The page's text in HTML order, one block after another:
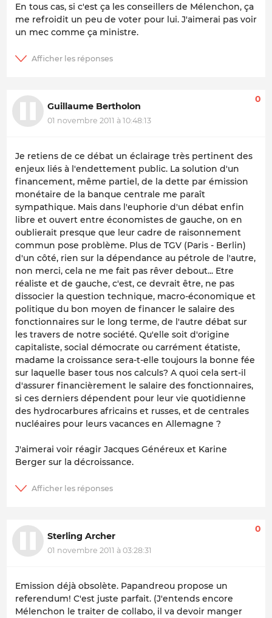
En tous cas, si c'est ça les conseillers de Mélenchon, ça
me refroidit un peu de voter pour lui. J'aimerai pas voir
un mec comme ça ministre.
Guillaume Bertholon
01 novembre 2011 à 10:48:13
0
Je retiens de ce débat un éclairage très pertinent des
enjeux liés à l'endettement public. La solution d'un
financement, même partiel, de la dette par émission
monétaire de la banque centrale me paraît
sympathique. Mais dans l'euphorie d'un débat enfin
libre et ouvert entre économistes de gauche, on en
oublierait presque que leur cadre de raisonnement
commun pose problème. Plus de TGV (Paris - Berlin)
d'un côté, rien sur la dépendance au pétrole de l'autre,
non merci, cela ne me fait pas rêver debout... Etre
réaliste et de gauche, c'est, ce devrait être, ne pas
dissocier la question technique, macro-économique et
politique du bon moyen de financer le salaire des
fonctionnaires sur le long terme, de l'autre débat sur
les travers de notre société. Qu'elle soit d'origine
capitaliste, social démocrate ou carrément étatiste,
madame la croissance sera-t-elle toujours la bonne fée
sur laquelle baser tous nos calculs? A quoi cela sert-il
d'assurer financièrement le salaire des fonctionnaires,
si ces derniers dépendent pour leur vie quotidienne
des hydrocarbures africains et russes, et de centrales
nucléaires pour leurs vacances en Allemagne ?
J'aimerai voir réagir Jacques Généreux et Karine
Berger sur la décroissance.
Sterling Archer
01 novembre 2011 à 03:28:31
0
Emission déjà obsolète. Papandreou propose un
referendum! C'est juste parfait. (J'entends encore
Mélenchon le traiter de collabo, il va devoir manger